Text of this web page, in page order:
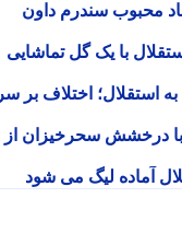
محبوب سندرم داون
با یک گل تماشایی
اختلاف بر سر
درخشش سحرخیزان از
آماده لیگ می شود